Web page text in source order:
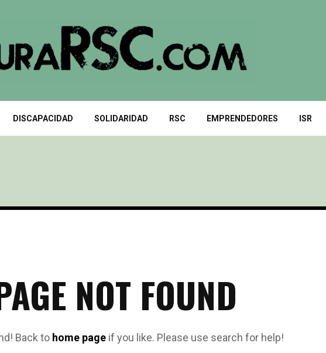
DISCAPACIDAD SOLIDARIDAD RSC EMPRENDEDORES ISR
NOT FOUND
Back to home page if you like. Please use search for help!